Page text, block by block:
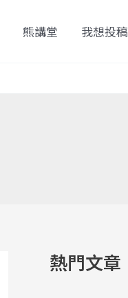
熊講堂 我想投稿
熱門文章